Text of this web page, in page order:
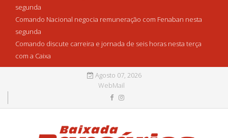
segunda
Comando Nacional negocia remuneração com Fenaban nesta
segunda
Comando discute carreira e jornada de seis horas nesta terça
com a Caixa
Agosto 07, 2026
WebMail